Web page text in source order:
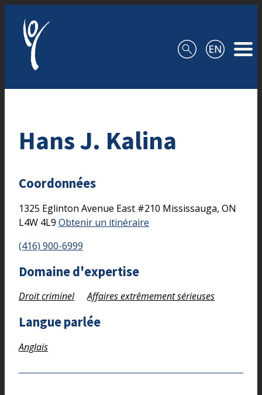
Hans J. Kalina
Coordonnées
1325 Eglinton Avenue East #210 Mississauga, ON
L4W 4L9 Obtenir un itinéraire
(416) 900-6999
Domaine d'expertise
Droit criminel Affaires extrêmement sérieuses
Langue parlée
Anglais